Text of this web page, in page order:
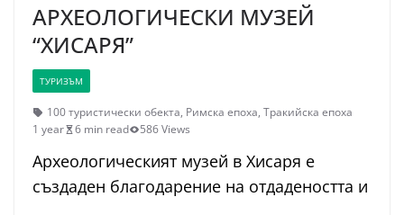
АРХЕОЛОГИЧЕСКИ МУЗЕЙ
“ХИСАРЯ”
ТУРИЗЪМ
100 туристически обекта, Римска епоха, Тракийска епоха
1 year
6 min read 586 Views
Археологическият музей в Хисаря е
създаден благодарение на отдадеността и